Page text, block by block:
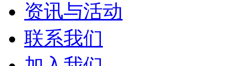
资讯与活动
联系我们